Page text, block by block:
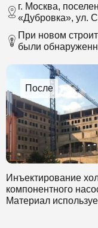
г. Москва,
«Дубровка», ул.
При новом
были
Инъектирование
компонентного
Материал